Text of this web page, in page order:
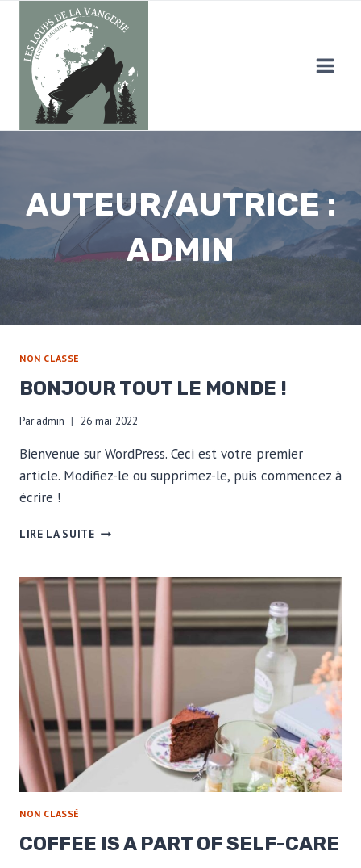
contenu
AUTEUR/AUTRICE :
ADMIN
NON CLASSÉ
BONJOUR TOUT LE MONDE !
Par admin 26 mai 2022
Bienvenue sur WordPress. Ceci est votre premier
article. Modifiez-le ou supprimez-le, puis commencez à
écrire !
LIRE LA SUITEBONJOUR
MONDE !
NON CLASSÉ
COFFEE IS A PART OF SELF-CARE